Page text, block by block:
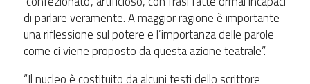
di parlare veramente. A maggior ragione è importante
una riflessione sul potere e l’importanza delle parole
come ci viene proposto da questa azione teatrale”.
“Il nucleo è costituito da alcuni testi dello scrittore